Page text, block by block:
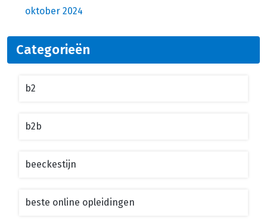
oktober 2024
Categorieën
b2
b2b
beeckestijn
beste online opleidingen